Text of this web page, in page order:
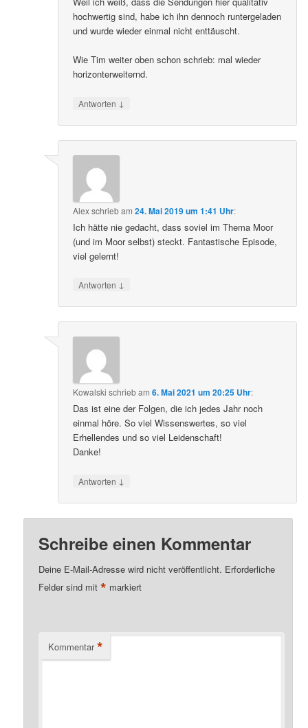
hochwertig sind, habe ich ihn dennoch runtergeladen
und wurde wieder einmal nicht enttäuscht.
Wie Tim weiter oben schon schrieb: mal wieder
horizonterweiternd.
Antworten ↓
Alexschriebam24. Mai 2019 um 1:41 Uhr:
Ich hätte nie gedacht, dass soviel im Thema Moor
(und im Moor selbst) steckt. Fantastische Episode,
viel gelernt!
Antworten ↓
Kowalski schriebam6. Mai 2021 um 20:25 Uhr:
Das ist eine der Folgen, die ich jedes Jahr noch
einmal höre. So viel Wissenswertes, so viel
Erhellendes und so viel Leidenschaft!
Danke!
Antworten ↓
Schreibe einen Kommentar
Deine E-Mail-Adresse wird nicht veröffentlicht. Erforderliche
Felder sind mit* markiert
Kommentar *